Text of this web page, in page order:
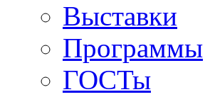
Выставки
Программы
ГОСТы